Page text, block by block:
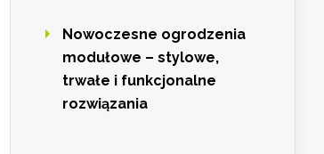
Nowoczesne ogrodzenia
modułowe – stylowe,
trwałe i funkcjonalne
rozwiązania